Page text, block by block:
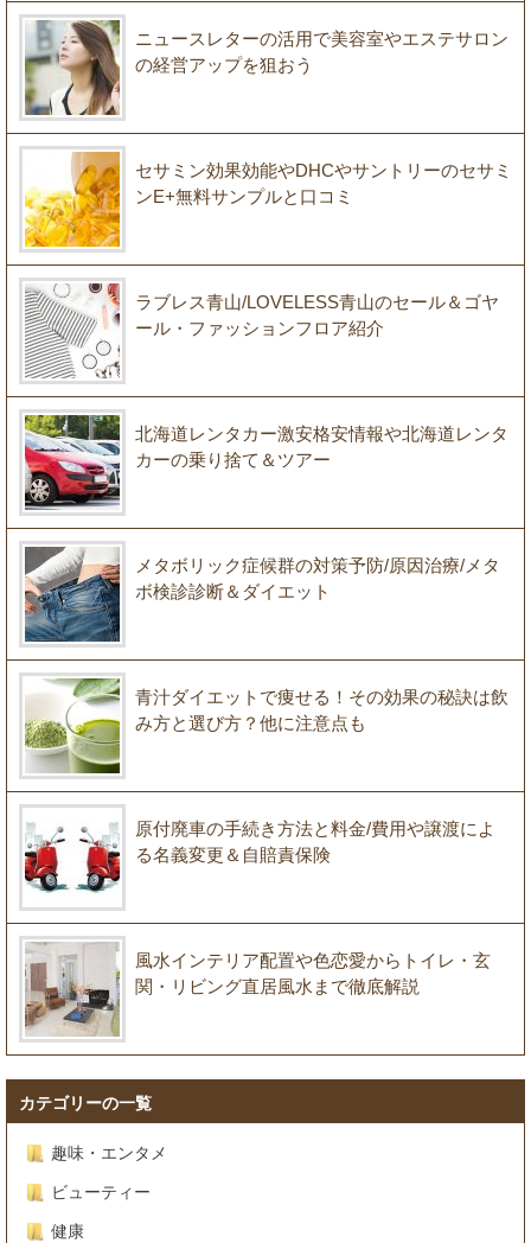
ニュースレターの活用で美容室やエステサロン
の経営アップを狙おう
セサミン効果効能やDHCやサントリーのセサミ
ンE+無料サンプルと口コミ
ラブレス青山/LOVELESS青山のセール＆ゴヤ
ール・ファッションフロア紹介
北海道レンタカー激安格安情報や北海道レンタ
カーの乗り捨て＆ツアー
メタボリック症候群の対策予防/原因治療/メタ
ボ検診診断＆ダイエット
青汁ダイエットで痩せる！その効果の秘訣は飲
み方と選び方？他に注意点も
原付廃車の手続き方法と料金/費用や譲渡によ
る名義変更＆自賠責保険
風水インテリア配置や色恋愛からトイレ・玄
関・リビング直居風水まで徹底解説
カテゴリーの一覧
趣味・エンタメ
ビューティー
健康